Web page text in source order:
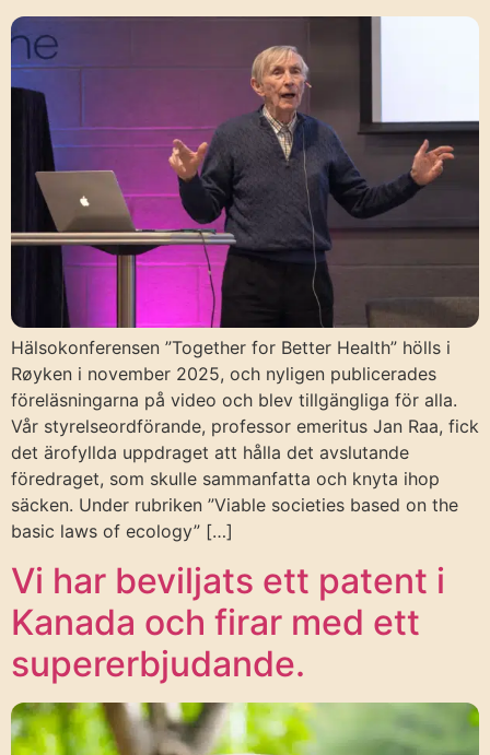
Hälsokonferensen ”Together for Better Health” hölls i
Røyken i november 2025, och nyligen publicerades
föreläsningarna på video och blev tillgängliga för alla.
Vår styrelseordförande, professor emeritus Jan Raa, fick
det ärofyllda uppdraget att hålla det avslutande
föredraget, som skulle sammanfatta och knyta ihop
säcken. Under rubriken ”Viable societies based on the
basic laws of ecology” […]
Vi har beviljats ett patent i
Kanada och firar med ett
supererbjudande.